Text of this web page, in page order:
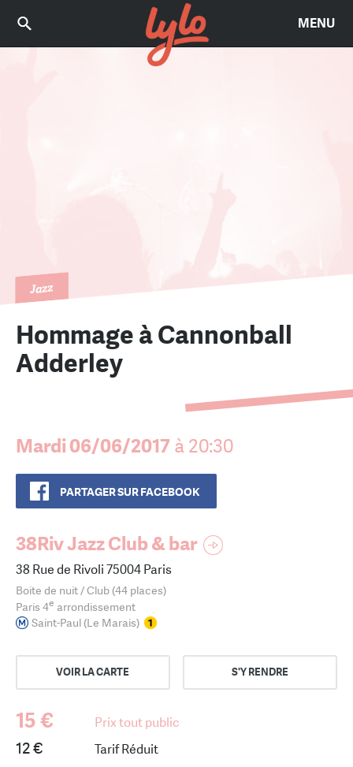
MENU
Jazz
Hommage à Cannonball
Adderley
Mardi 06/06/2017 à 20:30
PARTAGER SUR FACEBOOK
38Riv Jazz Club & bar
38 Rue de Rivoli 75004 Paris
Boite de nuit / Club (44 places)
Paris 4e arrondissement
Saint-Paul (Le Marais)
VOIR LA CARTE S'Y RENDRE
15 € Prix tout public
12 € Tarif Réduit